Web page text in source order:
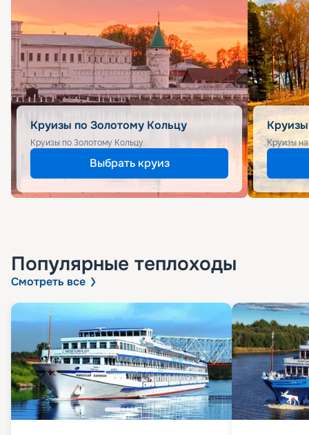
Круизы по Золотому Кольцу
Круизы по Золотому Кольцу
Выбрать круиз
Круизы
Популярные теплоходы
Смотреть все